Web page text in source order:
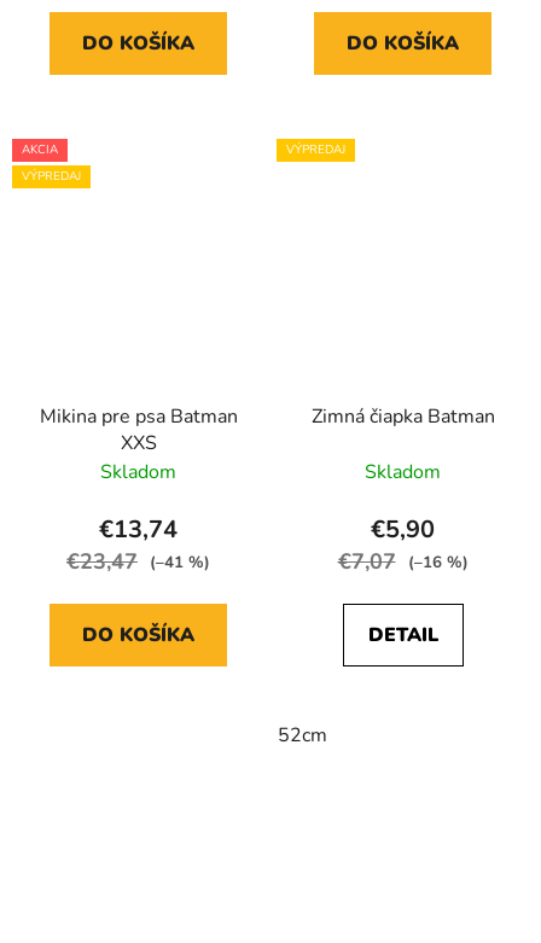
DO KOŠÍKA DO KOŠÍKA
AKCIA
VÝPREDAJ
Mikina pre psa Batman
XXS
Skladom
€13,74
€23,47 (–41 %)
DO KOŠÍKA
VÝPREDAJ
Zimná čiapka Batman
Skladom
€5,90
€7,07 (–16 %)
DETAIL
52cm